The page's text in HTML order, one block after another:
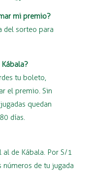
mi premio?
del sorteo para
tu boleto,
el premio. Sin
quedan
días.
al de Kábala. Por S/1
de tu jugada